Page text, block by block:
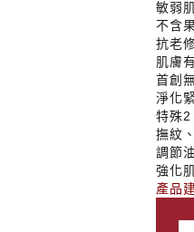
敏弱
不含
抗老
肌膚
首創
淨化
特殊2
撫紋
調節
強化
產品